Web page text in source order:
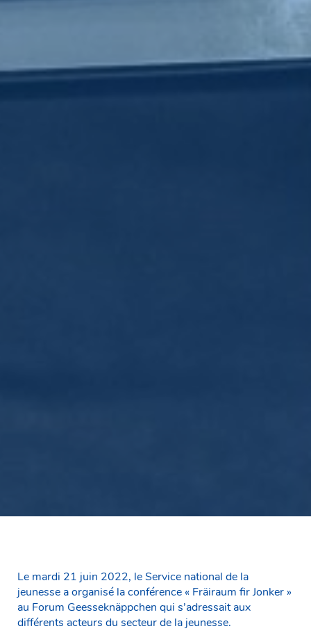
Le mardi 21 juin 2022, le Service national de la
jeunesse a organisé la conférence « Fräiraum fir Jonker »
au Forum Geesseknäppchen qui s’adressait aux
différents acteurs du secteur de la jeunesse.